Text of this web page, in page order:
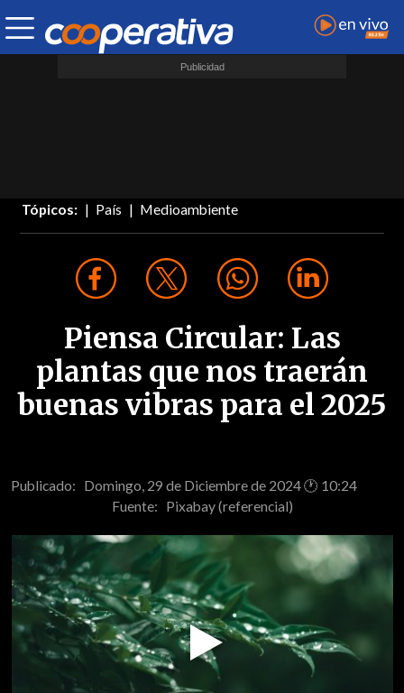
Tópicos: País Medioambiente
Piensa Circular: Las
plantas que nos traerán
buenas vibras para el 2025
Publicado: Domingo, 29 de Diciembre de 2024 🕐 10:24
Fuente: Pixabay (referencial)
Play
Video